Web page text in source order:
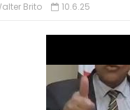
Brito 10.6.25